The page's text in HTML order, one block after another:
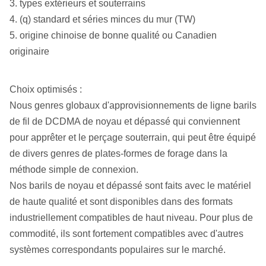
3. types extérieurs et souterrains
4. (q) standard et séries minces du mur (TW)
5. origine chinoise de bonne qualité ou Canadien
originaire
Choix optimisés :
Nous genres globaux d'approvisionnements de ligne barils
de fil de DCDMA de noyau et dépassé qui conviennent
pour apprêter et le perçage souterrain, qui peut être équipé
de divers genres de plates-formes de forage dans la
méthode simple de connexion.
Nos barils de noyau et dépassé sont faits avec le matériel
de haute qualité et sont disponibles dans des formats
industriellement compatibles de haut niveau. Pour plus de
commodité, ils sont fortement compatibles avec d'autres
systèmes correspondants populaires sur le marché.